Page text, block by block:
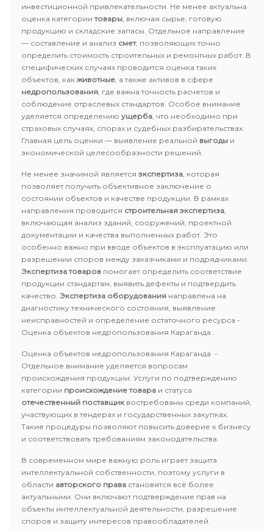
инвестиционной привлекательности. Не менее актуальна
оценка категориитовары, включая сырье, готовую
продукцию и складские запасы. Отдельное направление
— составление и анализ смет, позволяющих точно
определить стоимость строительных и ремонтных работ. В
специфических случаях проводится оценка таких
объектов, какживотные, а также активов в сфере
недропользования, где важна точность расчетов и
соблюдение отраслевых стандартов. Особое внимание
уделяется определению ущерба, что необходимо при
страховых случаях, спорах и судебных разбирательствах.
Главная цель оценки — выявление реальной выгоды и
экономической целесообразности решений.
Не менее значимой является экспертиза, которая
позволяет получить объективное заключение о
состоянии объектов и качестве продукции. В рамках
направления проводится строительная экспертиза,
включающая анализ зданий, сооружений, проектной
документации и качества выполненных работ. Это
особенно важно при вводе объектов в эксплуатацию или
разрешении споров между заказчиками и подрядчиками.
Экспертиза товаров помогает определить соответствие
продукции стандартам, выявить дефекты и подтвердить
качество. Экспертиза оборудования направлена на
диагностику технического состояния, выявление
неисправностей и определение остаточного ресурса -
Оценка объектов недропользования Караганда .
Оценка объектов недропользования Караганда -
Отдельное внимание уделяется вопросам
происхождения продукции. Услуги по подтверждению
категории происхождение товара и статуса
отечественный поставщик востребованы среди компаний,
участвующих в тендерах и государственных закупках.
Такие процедуры позволяют повысить доверие к бизнесу
и соответствовать требованиям законодательства.
В современном мире важную роль играет защита
интеллектуальной собственности, поэтому услуги в
области авторского права становятся всё более
актуальными. Они включают подтверждение прав на
объекты интеллектуальной деятельности, разрешение
споров и защиту интересов правообладателей.